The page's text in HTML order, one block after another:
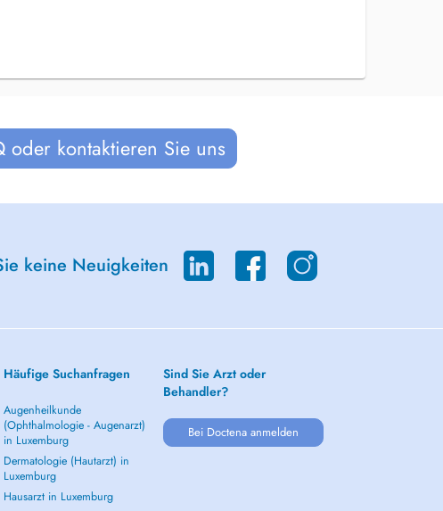
oder kontaktieren Sie uns
keine Neuigkeiten
Häufige Suchanfragen
Augenheilkunde
(Ophthalmologie - Augenarzt)
in Luxemburg
Dermatologie (Hautarzt) in
Luxemburg
Hausarzt in Luxemburg
Sind Sie Arzt oder
Behandler?
Bei Doctena anmelden